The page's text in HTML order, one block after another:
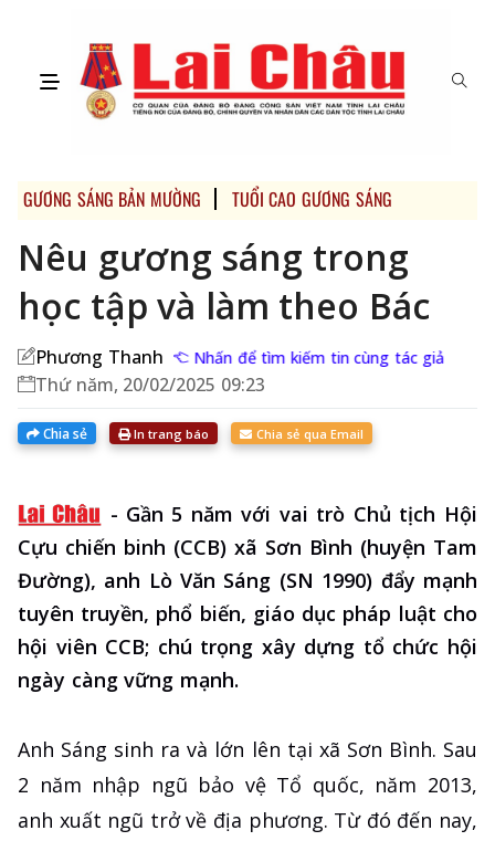
GƯƠNG SÁNG BẢN MƯỜNG TUỔI CAO GƯƠNG SÁNG
Nêu gương sáng trong
học tập và làm theo Bác
Phương Thanh Nhấn để tìm kiếm tin cùng tác giả
Thứ năm, 20/02/2025 09:23
Chia sẻ In trang báo Chia sẻ qua Email
- Gần 5 năm với vai trò Chủ tịch Hội
Cựu chiến binh (CCB) xã Sơn Bình (huyện Tam
Đường), anh Lò Văn Sáng (SN 1990) đẩy mạnh
tuyên truyền, phổ biến, giáo dục pháp luật cho
hội viên CCB; chú trọng xây dựng tổ chức hội
ngày càng vững mạnh.
Anh Sáng sinh ra và lớn lên tại xã Sơn Bình. Sau
2 năm nhập ngũ bảo vệ Tổ quốc, năm 2013,
anh xuất ngũ trở về địa phương. Từ đó đến nay,